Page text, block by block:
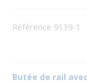
Référence 9139-1
Butée de rail